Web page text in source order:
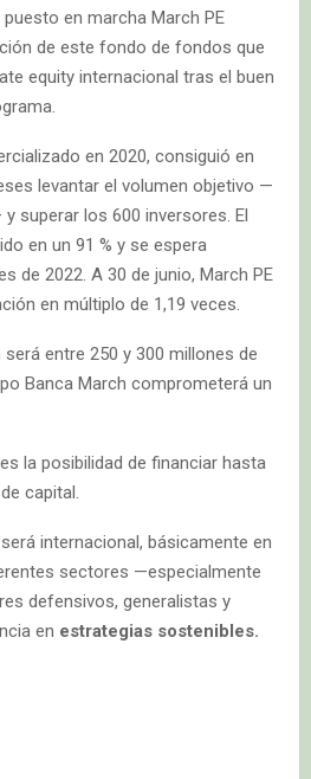
en marcha March PE
de este fondo de fondos que
equity internacional tras el buen
en 2020, consiguió en
levantar el volumen objetivo —
superar los 600 inversores. El
en un 91 % y se espera
de 2022. A 30 de junio, March PE
en múltiplo de 1,19 veces.
entre 250 y 300 millones de
Banca March comprometerá un
la posibilidad de financiar hasta
capital.
internacional, básicamente en
sectores —especialmente
defensivos, generalistas y
en estrategias sostenibles.